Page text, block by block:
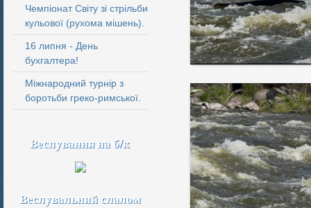
Чемпіонат Світу зі стрільби
кульової (рухома мішень).
16 липня - День
бухгалтера!
Міжнародний турнір з
боротьби греко-римської.
Веслування на б/к
Веслувальний слалом